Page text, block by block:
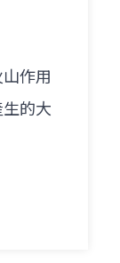
作用
的大